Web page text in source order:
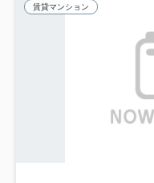
賃貸マンション